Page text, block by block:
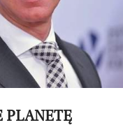
PLANETĘ